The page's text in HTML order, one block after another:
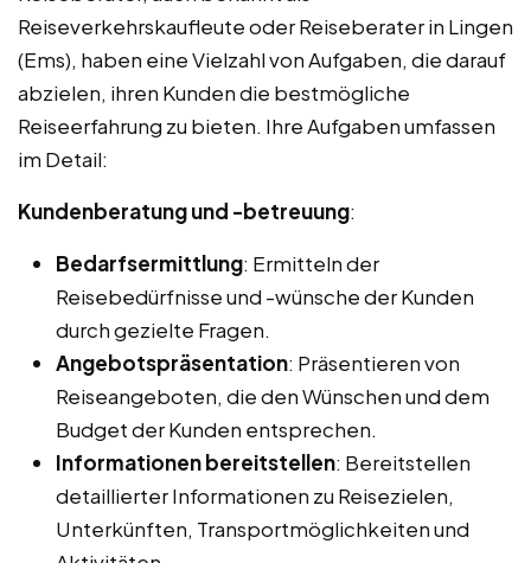
Reiseverkehrskaufleute oder Reiseberater in Lingen
(Ems), haben eine Vielzahl von Aufgaben, die darauf
abzielen, ihren Kunden die bestmögliche
Reiseerfahrung zu bieten. Ihre Aufgaben umfassen
im Detail:
Kundenberatung und -betreuung:
Bedarfsermittlung: Ermitteln der
Reisebedürfnisse und -wünsche der Kunden
durch gezielte Fragen.
Angebotspräsentation: Präsentieren von
Reiseangeboten, die den Wünschen und dem
Budget der Kunden entsprechen.
Informationen bereitstellen: Bereitstellen
detaillierter Informationen zu Reisezielen,
Unterkünften, Transportmöglichkeiten und